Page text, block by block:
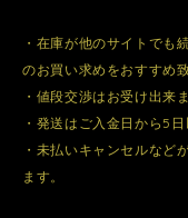
・在庫が他のサイトでも
のお買い求めをおすすめ
・値段交渉はお受け出来
・発送はご入金日から5
・未払いキャンセルなど
ます。